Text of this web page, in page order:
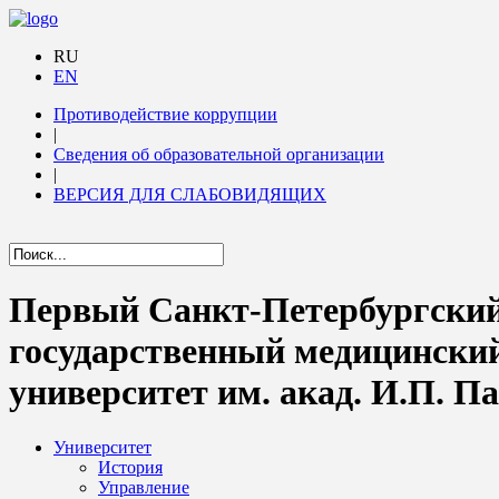
RU
EN
Противодействие коррупции
|
Сведения об образовательной организации
|
ВЕРСИЯ ДЛЯ СЛАБОВИДЯЩИХ
Первый Санкт-
государственный
университет им. акад. И.П.
Университет
История
Управление